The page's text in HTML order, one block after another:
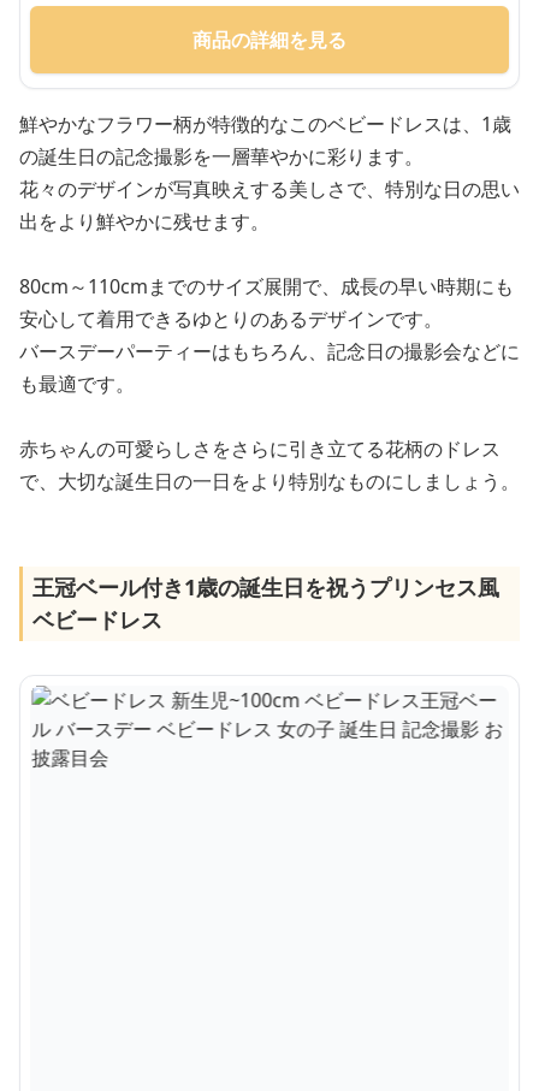
商品の詳細を見る
鮮やかなフラワー柄が特徴的なこのベビードレスは、1歳
の誕生日の記念撮影を一層華やかに彩ります。
花々のデザインが写真映えする美しさで、特別な日の思い
出をより鮮やかに残せます。
80cm～110cmまでのサイズ展開で、成長の早い時期にも
安心して着用できるゆとりのあるデザインです。
バースデーパーティーはもちろん、記念日の撮影会などに
も最適です。
赤ちゃんの可愛らしさをさらに引き立てる花柄のドレス
で、大切な誕生日の一日をより特別なものにしましょう。
王冠ベール付き1歳の誕生日を祝うプリンセス風
ベビードレス